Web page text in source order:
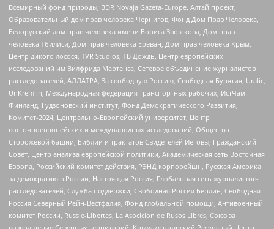
Всемирный фонд природы, BDR Novaja Gazeta-Europe, Алтай проект,
Образовательный дом прав человека Чернигов, Фонд Дом Прав Человека,
Белорусский дом прав человека имени Бориса Звозскова, Дом прав
человека Тбилиси, Дом прав человека Ереван, Дом прав человека Крым,
Центр дикого лосося, TVR Studios, ТВ Дождь, Центр европейских
исследований им Вилфрида Мартенса, Сетевое объединение журналистов
расследователей, АЛЛАТРА, За свободную Россию, Свободная Бурятия, Uralic,
UnKremlin, Международная федерация транспортных рабочих, ИстЧам
Финланд, Гудзоновский институт, Фонд Демократического Развития,
Комитет-2024, Центрально-Европейский университет, Центр
восточноевропейских и международных исследований, Общество
Сторожевой башни, Библии и трактатов Свидетелей Иеговы, Гражданский
Совет, Центр анализа европейской политики, Академическая сеть Восточная
Европа, Российский комитет действия, РЭНД корпорейшн, Русская Америка
за демократию в России, Настоящая Россия, Глобальная сеть журналистов-
расследователей, Служба поддержки, Свободная Россия Берлин, Свободная
Россия Северный Рейн-Вестфалия, Фонд глобальной помощи, Антивоенный
комитет России, Russie-Libertes, La Asocicion de Rusos Libres, Союз за